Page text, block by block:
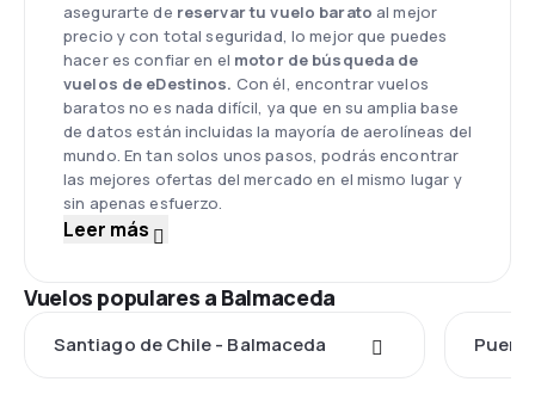
asegurarte de reservar tu vuelo barato al mejor
precio y con total seguridad, lo mejor que puedes
hacer es confiar en el motor de búsqueda de
vuelos de eDestinos. Con él, encontrar vuelos
baratos no es nada difícil, ya que en su amplia base
de datos están incluidas la mayoría de aerolíneas del
mundo. En tan solos unos pasos, podrás encontrar
las mejores ofertas del mercado en el mismo lugar y
sin apenas esfuerzo.
Leer más
Vuelos populares a Balmaceda
Santiago de Chile - Balmaceda